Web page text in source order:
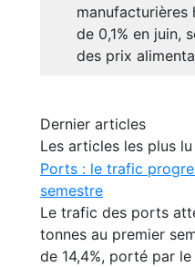
de 0,1% en juin,
des prix
Dernier articles
Les articles les plus lu
Ports : le trafic
semestre
Le trafic des ports
tonnes au premier
de 14,4%, porté par